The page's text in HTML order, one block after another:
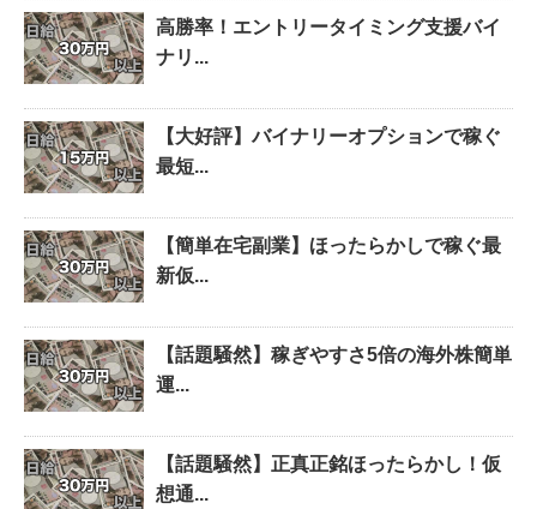
高勝率！エントリータイミング支援バイ
ナリ...
【大好評】バイナリーオプションで稼ぐ
最短...
【簡単在宅副業】ほったらかしで稼ぐ最
新仮...
【話題騒然】稼ぎやすさ5倍の海外株簡単
運...
【話題騒然】正真正銘ほったらかし！仮
想通...